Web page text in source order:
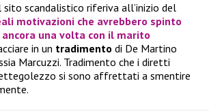
scandalistico riferiva all’inizio del
motivazioni che avrebbero spinto
una volta con il marito
in un tradimento di De Martino
Marcuzzi. Tradimento che i diretti
si sono affrettati a smentire